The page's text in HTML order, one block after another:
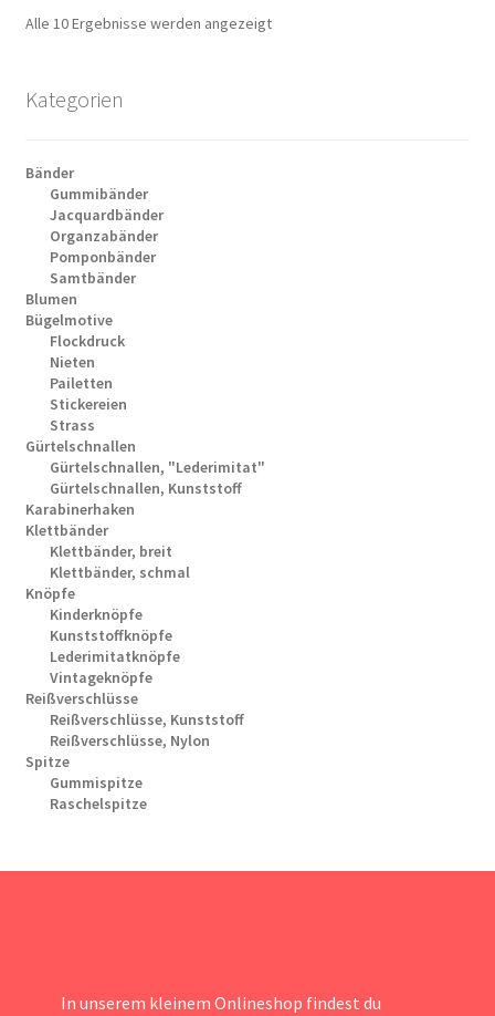
Alle 10 Ergebnisse werden angezeigt
Kategorien
Bänder
Gummibänder
Jacquardbänder
Organzabänder
Pomponbänder
Samtbänder
Blumen
Bügelmotive
Flockdruck
Nieten
Pailetten
Stickereien
Strass
Gürtelschnallen
Gürtelschnallen, "Lederimitat"
Gürtelschnallen, Kunststoff
Karabinerhaken
Klettbänder
Klettbänder, breit
Klettbänder, schmal
Knöpfe
Kinderknöpfe
Kunststoffknöpfe
Lederimitatknöpfe
Vintageknöpfe
Reißverschlüsse
Reißverschlüsse, Kunststoff
Reißverschlüsse, Nylon
Spitze
Gummispitze
Raschelspitze
In unserem kleinem Onlineshop findest du